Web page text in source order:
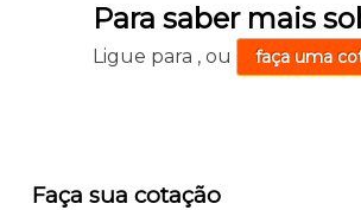
Para saber mais
Ligue para ,ou faça uma
Faça sua cotação